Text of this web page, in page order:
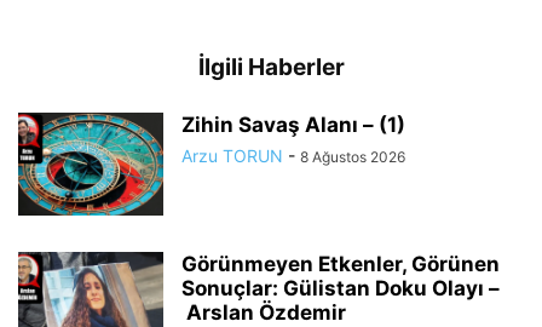
İlgili Haberler
Zihin Savaş Alanı – (1)
Arzu TORUN - 8 Ağustos 2026
Görünmeyen Etkenler, Görünen
Sonuçlar: Gülistan Doku Olayı –
Arslan Özdemir